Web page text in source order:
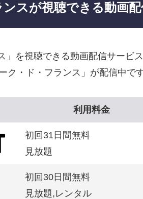
スが視聴できる動画
を視聴できる動画配信サービ
ク・ド・フランス」が配信中です
利用料金
初回31日間無料
見放題
初回30日間無料
見放題,レンタル